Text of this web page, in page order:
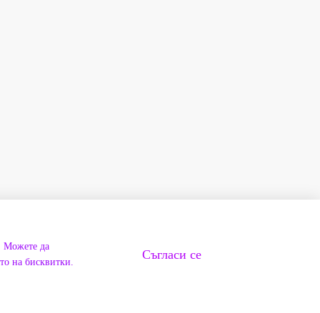
Можете да
на бисквитки.
Съгласи се